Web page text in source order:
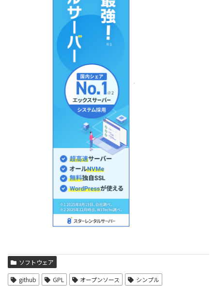
ソフトウェア
github GPL オープンソース シンプル